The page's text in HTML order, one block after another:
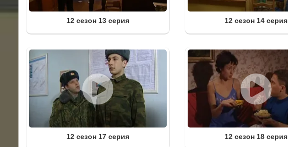
12 сезон 13 серия 12 сезон 14 серия
12 сезон 17 серия 12 сезон 18 серия